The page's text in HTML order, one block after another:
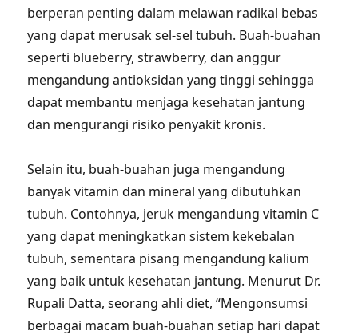
berperan penting dalam melawan radikal bebas
yang dapat merusak sel-sel tubuh. Buah-buahan
seperti blueberry, strawberry, dan anggur
mengandung antioksidan yang tinggi sehingga
dapat membantu menjaga kesehatan jantung
dan mengurangi risiko penyakit kronis.
Selain itu, buah-buahan juga mengandung
banyak vitamin dan mineral yang dibutuhkan
tubuh. Contohnya, jeruk mengandung vitamin C
yang dapat meningkatkan sistem kekebalan
tubuh, sementara pisang mengandung kalium
yang baik untuk kesehatan jantung. Menurut Dr.
Rupali Datta, seorang ahli diet, “Mengonsumsi
berbagai macam buah-buahan setiap hari dapat